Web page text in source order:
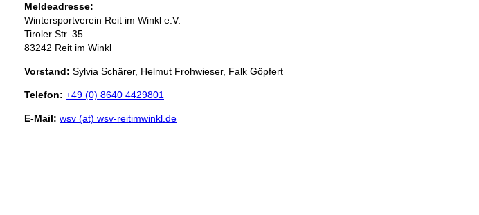
Meldeadresse:
Wintersportverein Reit im Winkl e.V.
Tiroler Str. 35
83242 Reit im Winkl
Vorstand: Sylvia Schärer, Helmut Frohwieser, Falk Göpfert
Telefon: +49 (0) 8640 4429801
E-Mail: wsv (at) wsv-reitimwinkl.de